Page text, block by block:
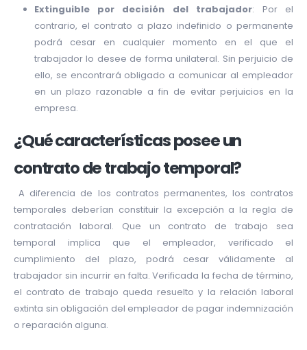
Extinguible por decisión del trabajador: Por el
contrario, el contrato a plazo indefinido o permanente
podrá cesar en cualquier momento en el que el
trabajador lo desee de forma unilateral. Sin perjuicio de
ello, se encontrará obligado a comunicar al empleador
en un plazo razonable a fin de evitar perjuicios en la
empresa.
¿Qué características posee un
contrato de trabajo temporal?
A diferencia de los contratos permanentes, los contratos
temporales deberían constituir la excepción a la regla de
contratación laboral. Que un contrato de trabajo sea
temporal implica que el empleador, verificado el
cumplimiento del plazo, podrá cesar válidamente al
trabajador sin incurrir en falta. Verificada la fecha de término,
el contrato de trabajo queda resuelto y la relación laboral
extinta sin obligación del empleador de pagar indemnización
o reparación alguna.